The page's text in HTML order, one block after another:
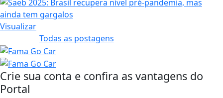
Visualizar
Todas as postagens
Crie sua conta e confira as vantagens do
Portal